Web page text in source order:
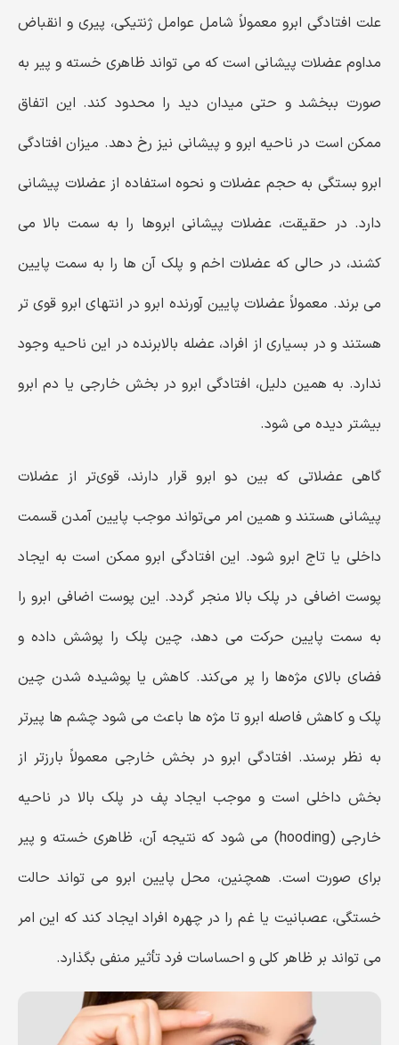
علت افتادگی ابرو معمولاً شامل عوامل ژنتیکی، پیری و انقباض
مداوم عضلات پیشانی است که می ‌تواند ظاهری خسته و پیر به
صورت ببخشد و حتی میدان دید را محدود کند. این اتفاق
ممکن است در ناحیه ابرو و پیشانی نیز رخ دهد. میزان افتادگی
ابرو بستگی به حجم عضلات و نحوه استفاده از عضلات پیشانی
دارد. در حقیقت، عضلات پیشانی ابروها را به سمت بالا می
‌کشند، در حالی که عضلات اخم و پلک آن‌ ها را به سمت پایین
می ‌برند. معمولاً عضلات پایین ‌آورنده ابرو در انتهای ابرو قوی ‌تر
هستند و در بسیاری از افراد، عضله بالابرنده در این ناحیه وجود
ندارد. به همین دلیل، افتادگی ابرو در بخش خارجی یا دم ابرو
بیشتر دیده می ‌شود.
گاهی عضلاتی که بین دو ابرو قرار دارند، قوی‌تر از عضلات
پیشانی هستند و همین امر می‌تواند موجب پایین آمدن قسمت
داخلی یا تاج ابرو شود. این افتادگی ابرو ممکن است به ایجاد
پوست اضافی در پلک بالا منجر گردد. این پوست اضافی ابرو را
به سمت پایین حرکت می دهد، چین پلک را پوشش داده و
فضای بالای مژه‌ها را پر می‌کند. کاهش یا پوشیده شدن چین
پلک و کاهش فاصله ابرو تا مژه‌ ها باعث می ‌شود چشم‌ ها پیرتر
به نظر برسند. افتادگی ابرو در بخش خارجی معمولاً بارزتر از
بخش داخلی است و موجب ایجاد پف در پلک بالا در ناحیه
خارجی (hooding) می‌ شود که نتیجه آن، ظاهری خسته و پیر
برای صورت است. همچنین، محل پایین ابرو می‌ تواند حالت
خستگی، عصبانیت یا غم را در چهره افراد ایجاد کند که این امر
می ‌تواند بر ظاهر کلی و احساسات فرد تأثیر منفی بگذارد.